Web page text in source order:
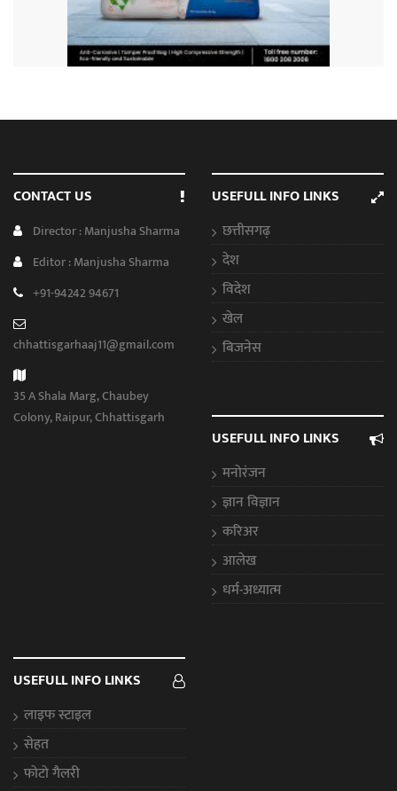
CONTACT US
Director : Manjusha Sharma
Editor : Manjusha Sharma
+91-94242 94671
chhattisgarhaaj11@gmail.com
35 A Shala Marg, Chaubey
Colony, Raipur, Chhattisgarh
USEFULL INFO LINKS
छत्तीसगढ़
देश
विदेश
खेल
बिजनेस
USEFULL INFO LINKS
मनोरंजन
ज्ञान विज्ञान
करिअर
आलेख
धर्म-अध्यात्म
USEFULL INFO LINKS
लाइफ स्टाइल
सेहत
फोटो गैलरी